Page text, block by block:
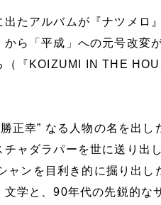
出たアルバムが『ナツメロ
ら「平成」への元号改変
（『KOIZUMI IN THE
正幸” なる人物の名を出
ャダラパーを世に送り出
ャンを目利き的に掘り出し
学と、90年代の先鋭的な